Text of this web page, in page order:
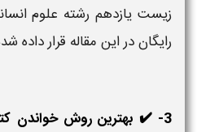
زیست یازدهم رشته علوم
رایگان در این مقاله قرار داده
3- ✔️ بهترین روش خواندن